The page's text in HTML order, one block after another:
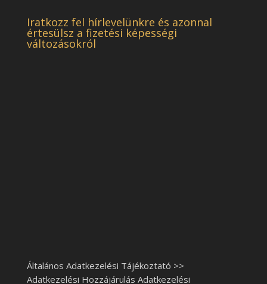
Iratkozz fel hírlevelünkre és azonnal
értesülsz a fizetési képességi
változásokról
Általános Adatkezelési Tájékoztató >>
Adatkezelési Hozzájárulás Adatkezelési